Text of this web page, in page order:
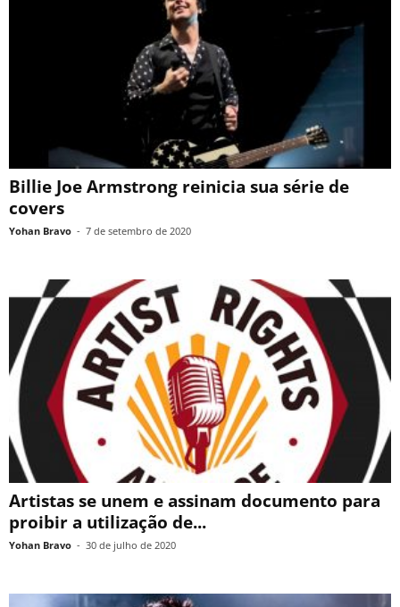
Billie Joe Armstrong reinicia sua série de
covers
Yohan Bravo - 7 de setembro de 2020
Artistas se unem e assinam documento para
proibir a utilização de...
Yohan Bravo - 30 de julho de 2020